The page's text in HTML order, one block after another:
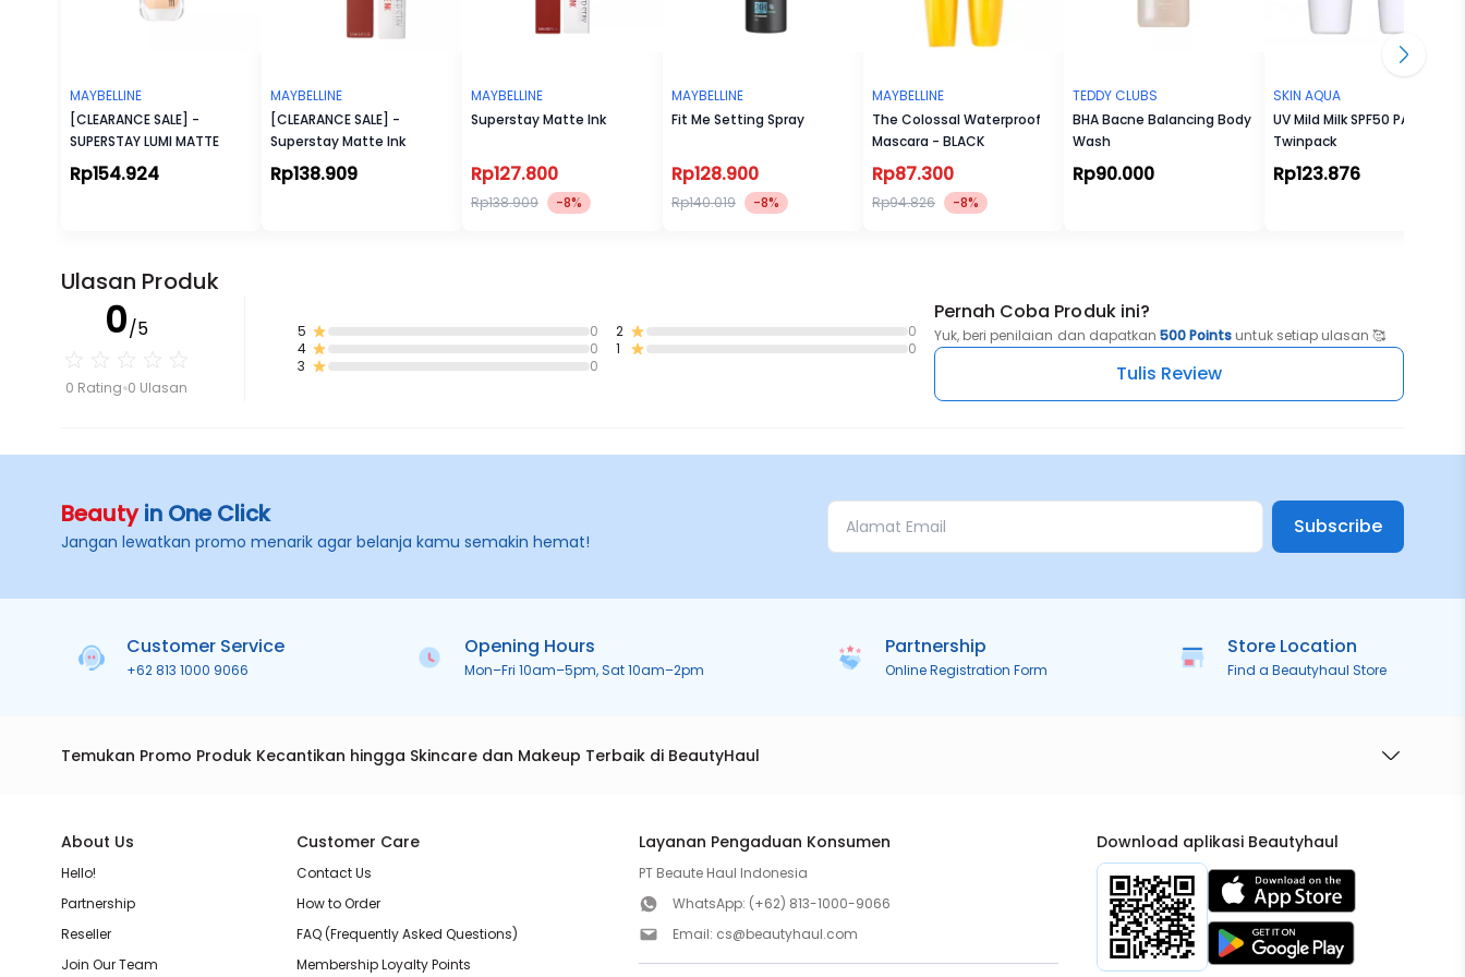
MAYBELLINE
[CLEARANCE SALE] -
SUPERSTAY LUMI MATTE
Rp154.924
MAYBELLINE
[CLEARANCE SALE] -
Superstay Matte Ink
Rp138.909
MAYBELLINE
Superstay Matte Ink
Rp127.800
Rp138.909 -8%
MAYBELLINE
Fit Me Setting Spray
Rp128.900
Rp140.019 -8%
MAYBELLINE
The Colossal Waterproof
Mascara - BLACK
Rp87.300
Rp94.826 -8%
TEDDY CLUBS
BHA Bacne Balancing Body
Wash
Rp90.000
SKIN AQUA
UV Mild Milk SPF50 PA++
Twinpack
Rp123.876
Ulasan Produk
0/5
0 Rating 0 Ulasan
5
0
4
0
3
0
2
0
1
0
Pernah Coba Produk ini?
Yuk, beri penilaian dan dapatkan 500 Points untuk setiap ulasan 🥰
Tulis Review
Beautyin One Click
Jangan lewatkan promo menarik agar belanja kamu semakin hemat!
Subscribe
Customer Service
+62 813 1000 9066
Opening Hours
Mon–Fri 10am–5pm, Sat 10am–2pm
Partnership
Online Registration Form
Store Location
Find a Beautyhaul Store
Temukan Promo Produk Kecantikan hingga Skincare dan Makeup Terbaik di BeautyHaul
About Us
Hello!
Partnership
Reseller
Join Our Team
Customer Care
Contact Us
How to Order
FAQ (Frequently Asked Questions)
Membership Loyalty Points
Layanan Pengaduan Konsumen
PT Beaute Haul Indonesia
WhatsApp: (+62) 813-1000-9066
Email: cs@beautyhaul.com
Download aplikasi Beautyhaul